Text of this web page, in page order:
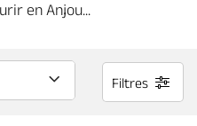
en Anjou...
Filtres